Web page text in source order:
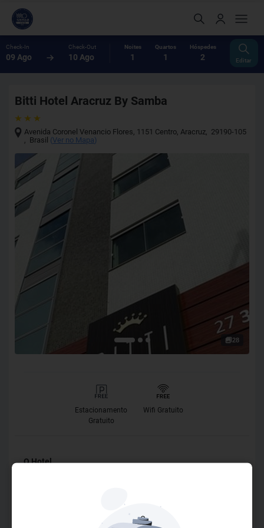
Check-In
09 Ago
Check-Out
10 Ago
Noites
1
Quartos
1
Hóspedes
2 Editar
Bitti Hotel Aracruz By Samba
Avenida Coronel Venancio Flores, 1151 Centro,Aracruz, 29190-105
, Brasil (Ver no Mapa)
28
Estacionamento
Gratuito
Wifi Gratuito
O Hotel
hospedagem, o Bitti Hotel. Um hotel novo, bem decorado e